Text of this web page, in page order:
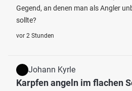
Gegend, an denen man als Angler
sollte?
vor 2 Stunden
Johann Kyrle
Karpfen angeln im flachen